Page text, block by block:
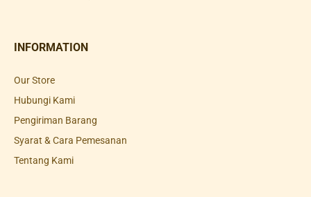
INFORMATION
Our Store
Hubungi Kami
Pengiriman Barang
Syarat & Cara Pemesanan
Tentang Kami